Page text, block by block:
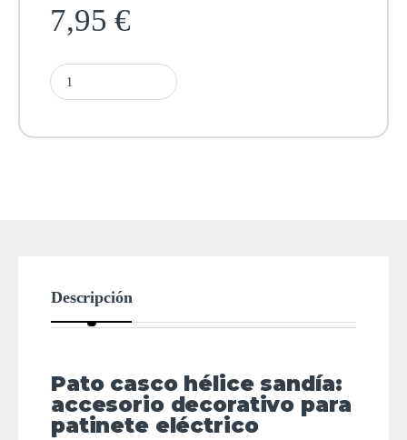
7,95€
Descripción
Pato casco hélice sandía:
accesorio decorativo para
patinete eléctrico